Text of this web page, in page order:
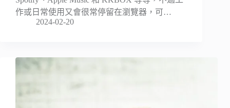
作或日常使用又會很常停留在瀏覽器，可…
2024-02-20